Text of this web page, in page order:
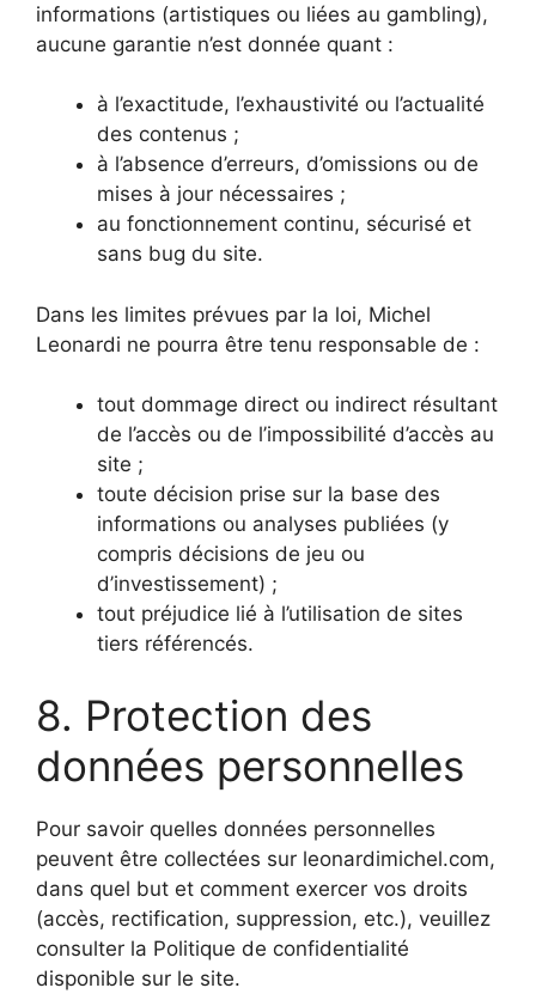
informations (artistiques ou liées au gambling),
aucune garantie n’est donnée quant :
à l’exactitude, l’exhaustivité ou l’actualité
des contenus ;
à l’absence d’erreurs, d’omissions ou de
mises à jour nécessaires ;
au fonctionnement continu, sécurisé et
sans bug du site.
Dans les limites prévues par la loi, Michel
Leonardi ne pourra être tenu responsable de :
tout dommage direct ou indirect résultant
de l’accès ou de l’impossibilité d’accès au
site ;
toute décision prise sur la base des
informations ou analyses publiées (y
compris décisions de jeu ou
d’investissement) ;
tout préjudice lié à l’utilisation de sites
tiers référencés.
8. Protection des
données personnelles
Pour savoir quelles données personnelles
peuvent être collectées sur leonardimichel.com,
dans quel but et comment exercer vos droits
(accès, rectification, suppression, etc.), veuillez
consulter la Politique de confidentialité
disponible sur le site.